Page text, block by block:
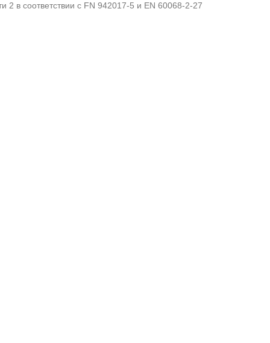
2 в соответствии с FN 942017-5 и EN 60068-2-27